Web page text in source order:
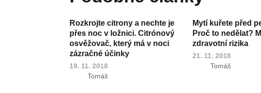
Rozkrojte citrony a nechte je
přes noc v ložnici. Citrónový
osvěžovač, který má v noci
zázračné účinky
19. 11. 2018
Tomáš
Mytí kuřete před
Proč to nedělat?
zdravotní rizika
21. 11. 2018
Tomáš